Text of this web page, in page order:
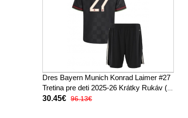
Dres Bayern Munich Konrad Laimer #27
Tretina pre deti 2025-26 Krátky Rukáv (+
trenírky)
30.45€ 96.13€